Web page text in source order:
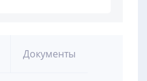
Документы